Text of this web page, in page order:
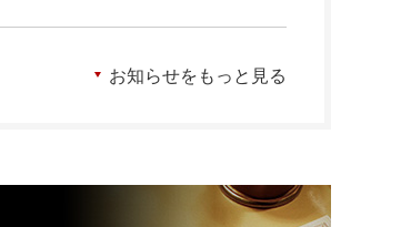
お知らせをもっと見る